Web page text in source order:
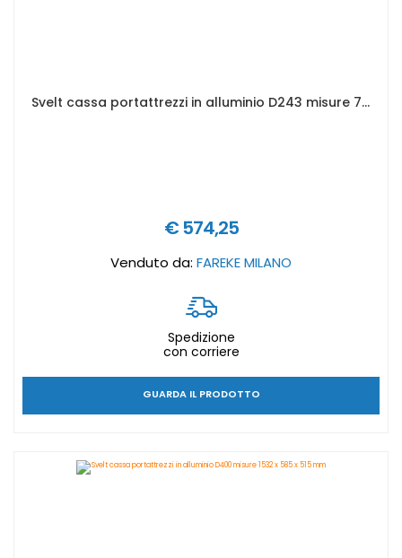
Svelt cassa portattrezzi in alluminio D243 misure 782 x 585 x 619 mm
€ 574,25
Venduto da: FAREKE MILANO
Spedizione
con corriere
GUARDA IL PRODOTTO